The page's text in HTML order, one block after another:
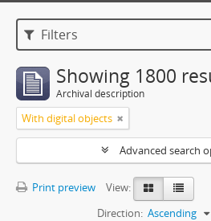
Filters
Showing 1800
Archival description
With digital objects
Advanced search
Print preview
View:
Direction: Ascending